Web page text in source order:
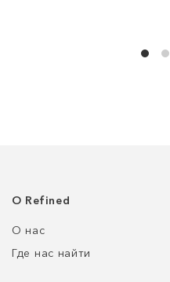
О Refined
О нас
Где нас найти